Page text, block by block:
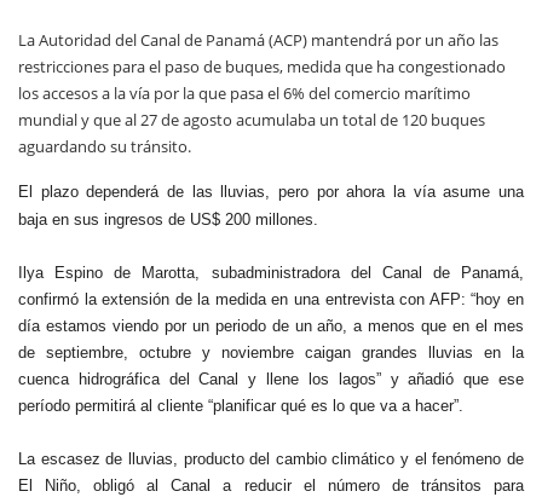
La Autoridad del Canal de Panamá (ACP) mantendrá por un año las
restricciones para el paso de buques, medida que ha congestionado
los accesos a la vía por la que pasa el 6% del comercio marítimo
mundial y que al 27 de agosto acumulaba un total de 120 buques
aguardando su tránsito.
El plazo dependerá de las lluvias, pero por ahora la vía asume una
baja en sus ingresos de US$ 200 millones.
Ilya Espino de Marotta, subadministradora del Canal de Panamá,
confirmó la extensión de la medida en una entrevista con AFP: “hoy en
día estamos viendo por un periodo de un año, a menos que en el mes
de septiembre, octubre y noviembre caigan grandes lluvias en la
cuenca hidrográfica del Canal y llene los lagos” y añadió que ese
período permitirá al cliente “planificar qué es lo que va a hacer”.
La escasez de lluvias, producto del cambio climático y el fenómeno de
El Niño, obligó al Canal a reducir el número de tránsitos para